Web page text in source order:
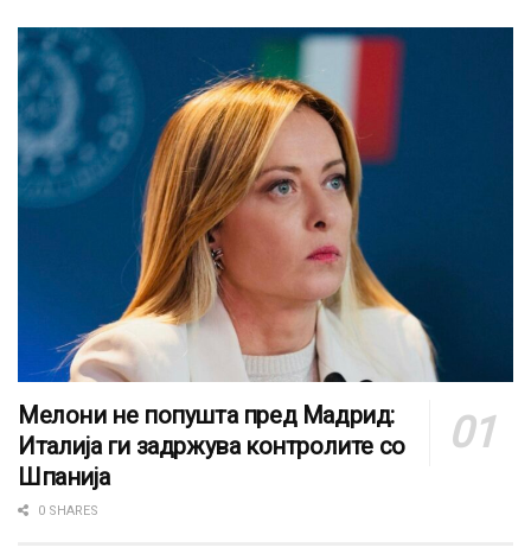
Мелони не попушта пред Мадрид:
Италија ги задржува контролите со
Шпанија
0 SHARES